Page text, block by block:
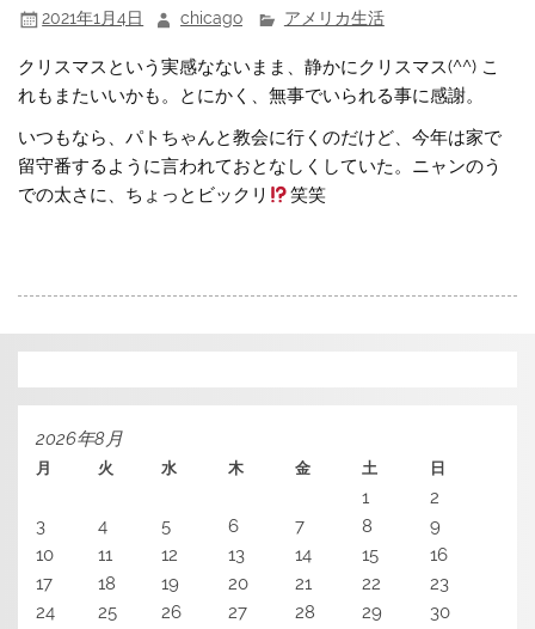
2021年1月4日 chicago アメリカ生活
クリスマスという実感なないまま、静かにクリスマス(^^) こ
れもまたいいかも。とにかく、無事でいられる事に感謝。
いつもなら、パトちゃんと教会に行くのだけど、今年は家で
留守番するように言われておとなしくしていた。ニャンのう
での太さに、ちょっとビックリ
笑笑
2026年8月
月 火 水 木 金 土 日
1
2
3
4 5 6 7 8
9
10
11 12 13 14 15
16
17
18 19 20 21 22
23
24
25 26 27 28 29
30